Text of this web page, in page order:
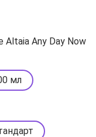
Altaia Any Day Now
мл